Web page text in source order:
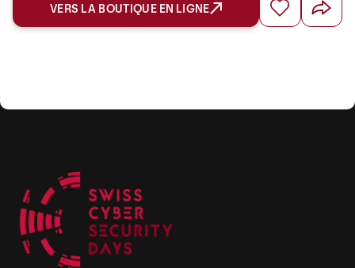
VERS LA BOUTIQUE EN LIGNE